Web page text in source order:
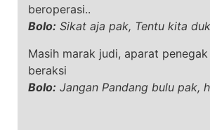
beroperasi..
Bolo: Sikat aja pak, Tentu kita
Masih marak judi, aparat
beraksi
Bolo: Jangan Pandang bulu pak,